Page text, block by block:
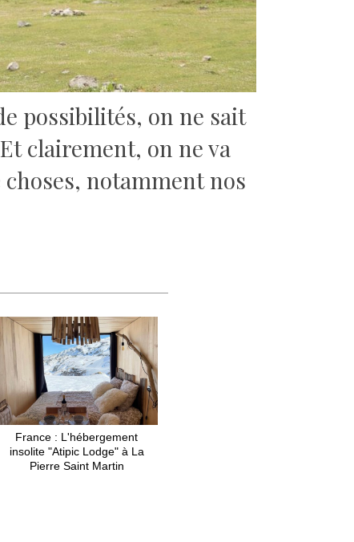
possibilités, on ne sait
clairement, on ne va
notamment nos
France : L'hébergement
insolite "Atipic Lodge" à La
Pierre Saint Martin